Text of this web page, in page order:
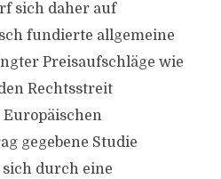
sich daher auf
fundierte allgemeine
Preisaufschläge wie
Rechtsstreit
gegebene Studie
durch eine